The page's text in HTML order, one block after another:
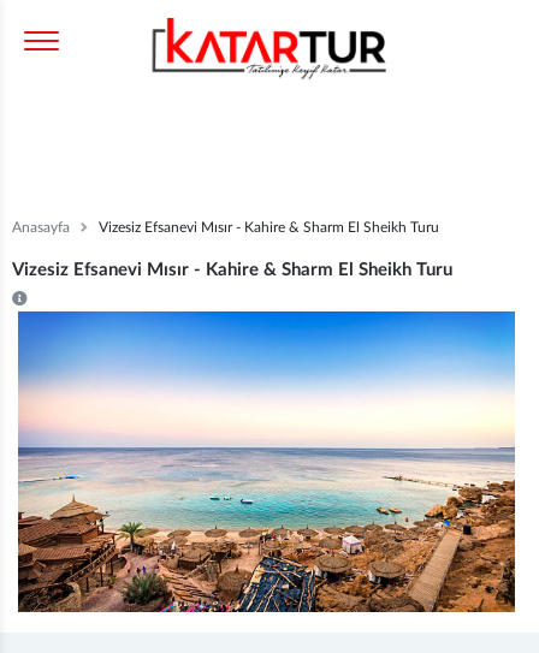
Anasayfa Vizesiz Efsanevi Mısır - Kahire & Sharm El Sheikh Turu
Vizesiz Efsanevi Mısır - Kahire & Sharm El Sheikh Turu